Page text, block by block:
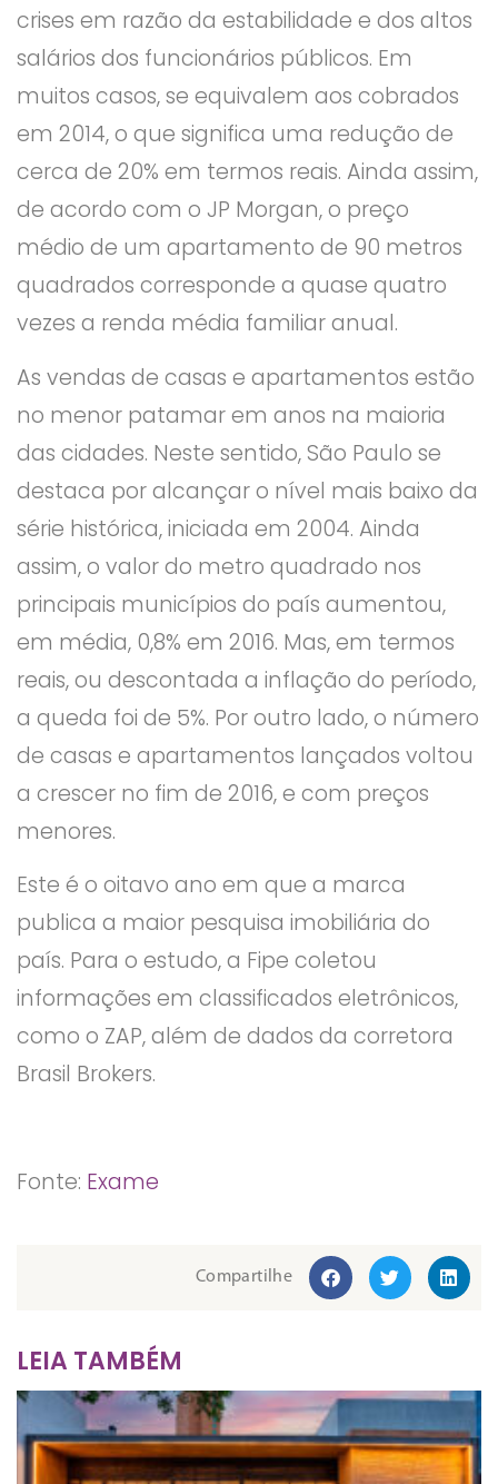
crises em razão da estabilidade e dos altos
salários dos funcionários públicos. Em
muitos casos, se equivalem aos cobrados
em 2014, o que significa uma redução de
cerca de 20% em termos reais. Ainda assim,
de acordo com o JP Morgan, o preço
médio de um apartamento de 90 metros
quadrados corresponde a quase quatro
vezes a renda média familiar anual.
As vendas de casas e apartamentos estão
no menor patamar em anos na maioria
das cidades. Neste sentido, São Paulo se
destaca por alcançar o nível mais baixo da
série histórica, iniciada em 2004. Ainda
assim, o valor do metro quadrado nos
principais municípios do país aumentou,
em média, 0,8% em 2016. Mas, em termos
reais, ou descontada a inflação do período,
a queda foi de 5%. Por outro lado, o número
de casas e apartamentos lançados voltou
a crescer no fim de 2016, e com preços
menores.
Este é o oitavo ano em que a marca
publica a maior pesquisa imobiliária do
país. Para o estudo, a Fipe coletou
informações em classificados eletrônicos,
como o ZAP, além de dados da corretora
Brasil Brokers.
Fonte: Exame
Compartilhe
LEIA TAMBÉM